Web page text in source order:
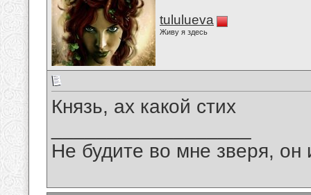
tululueva
Живу я здесь
Князь, ах какой стих
Не будите во мне зверя, он